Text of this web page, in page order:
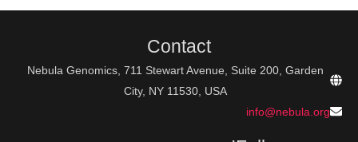
Contact
Nebula Genomics, 711 Stewart Avenue, Suite 200, Garden
City, NY 11530, USA
info@nebula.org